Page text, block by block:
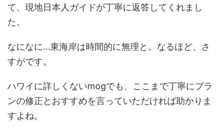
て、現地日本人ガイドが丁寧に返答してくれまし
た。
なになに...東海岸は時間的に無理と。なるほど、さ
すがです。
ハワイに詳しくないmogでも、ここまで丁寧にプラ
ンの修正とおすすめを言っていただければ助かりま
すよね。